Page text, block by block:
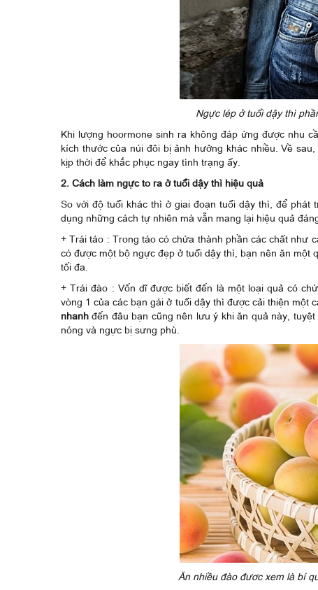
Ngực lép ở tuổi dậy thì
Khi lượng hoormone sinh ra không đáp ứng được nhu
kích thước của núi đôi bị ảnh hưởng khác nhiều. Về
kịp thời để khắc phục ngay tình trạng ấy.
2. Cách làm ngực to ra ở tuổi dậy thì hiệu quả
So với độ tuổi khác thì ở giai đoạn tuổi dậy thì, để
dụng những cách tự nhiên mà vẫn mang lại hiệu quả
+ Trái táo : Trong táo có chứa thành phần các chất như
có được một bộ ngực đẹp ở tuổi dậy thì, bạn nên ăn một
tối đa.
+ Trái đào : Vốn dĩ được biết đến là một loại quả có
vòng 1 của các bạn gái ở tuổi dậy thì được cải thiện một
nhanh đến đâu bạn cũng nên lưu ý khi ăn quả này,
nóng và ngực bị sưng phù.
Ăn nhiều đào đươc xem là bí